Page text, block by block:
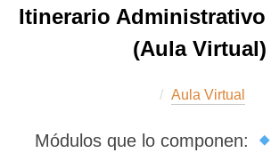
Itinerario
(Aula Virtual)
Aula Virtual
Módulos que lo componen: